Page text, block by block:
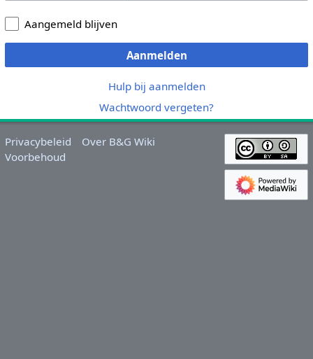
Aangemeld blijven
Aanmelden
Hulp bij aanmelden
Wachtwoord vergeten?
Privacybeleid
Over B&G Wiki
Voorbehoud